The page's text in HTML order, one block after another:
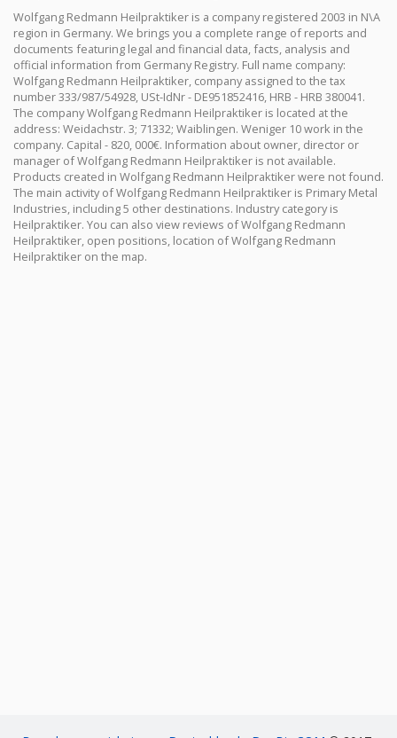
Wolfgang Redmann Heilpraktiker is a company registered 2003 in N\A
region in Germany. We brings you a complete range of reports and
documents featuring legal and financial data, facts, analysis and
official information from Germany Registry. Full name company:
Wolfgang Redmann Heilpraktiker, company assigned to the tax
number 333/987/54928, USt-IdNr - DE951852416, HRB - HRB 380041.
The company Wolfgang Redmann Heilpraktiker is located at the
address: Weidachstr. 3; 71332; Waiblingen. Weniger 10 work in the
company. Capital - 820, 000€. Information about owner, director or
manager of Wolfgang Redmann Heilpraktiker is not available.
Products created in Wolfgang Redmann Heilpraktiker were not found.
The main activity of Wolfgang Redmann Heilpraktiker is Primary Metal
Industries, including 5 other destinations. Industry category is
Heilpraktiker. You can also view reviews of Wolfgang Redmann
Heilpraktiker, open positions, location of Wolfgang Redmann
Heilpraktiker on the map.